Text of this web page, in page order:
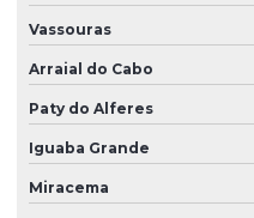
Produtos de borracha sob
Soluções em borracha industrial
Vedação borracha nitrílica
Venda de anel oring
Venda de anel de vedação
Vassouras
Arraial do Cabo
Paty do Alferes
Iguaba Grande
Miracema